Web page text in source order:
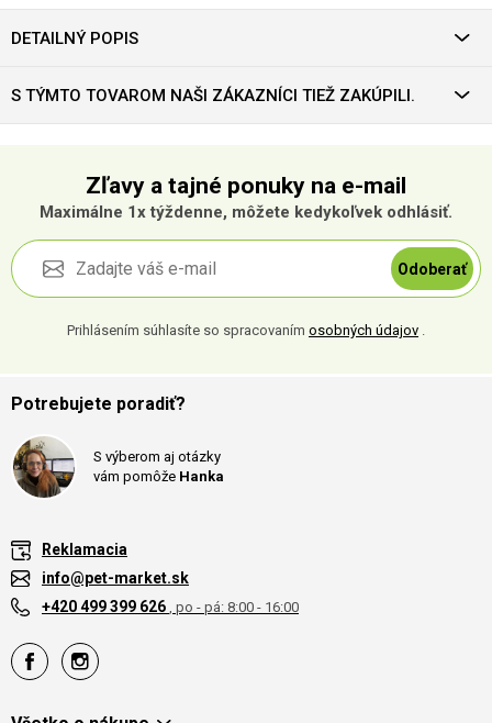
DETAILNÝ POPIS
S TÝMTO TOVAROM NAŠI ZÁKAZNÍCI TIEŽ ZAKÚPILI.
Zľavy a tajné ponuky na e-mail
Maximálne 1x týždenne, môžete kedykoľvek odhlásiť.
Odoberať
Prihlásením súhlasíte so spracovaním osobných údajov .
Potrebujete poradiť?
S výberom aj otázky
vám pomôže Hanka
Reklamacia
info@pet-market.sk
+420 499 399 626 , po - pá: 8:00 - 16:00